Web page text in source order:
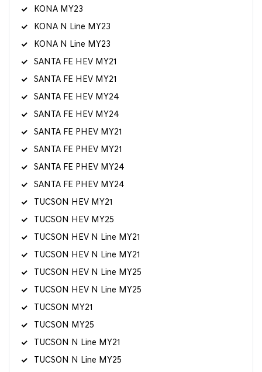
KONA MY23
KONA N Line MY23
KONA N Line MY23
SANTA FE HEV MY21
SANTA FE HEV MY21
SANTA FE HEV MY24
SANTA FE HEV MY24
SANTA FE PHEV MY21
SANTA FE PHEV MY21
SANTA FE PHEV MY24
SANTA FE PHEV MY24
TUCSON HEV MY21
TUCSON HEV MY25
TUCSON HEV N Line MY21
TUCSON HEV N Line MY21
TUCSON HEV N Line MY25
TUCSON HEV N Line MY25
TUCSON MY21
TUCSON MY25
TUCSON N Line MY21
TUCSON N Line MY25